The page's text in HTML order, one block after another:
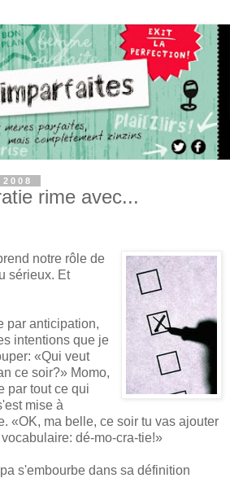
rime avec...
notre rôle de
sérieux. Et
par anticipation,
intentions que je
«Qui veut
ce soir?» Momo,
par tout ce qui
mise à
«OK, ma belle, ce soir tu vas ajouter
dé-mo-cra-tie!»
s'embourbe dans sa définition